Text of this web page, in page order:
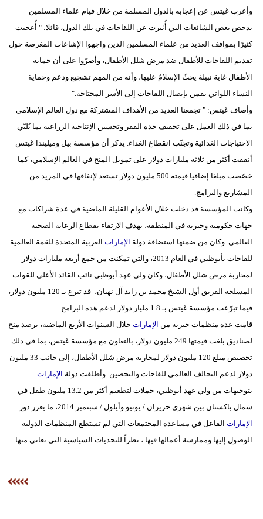
وأعرب غيتس عن إعجابه بالدول المسلمة من خلال قيام علماء المسلمين
بدحض بعض الشائعات التي أُثيرت عن اللقاحات في تلك الدول، قائلا: " أُعجبت
كثيرًا بمواقف العديد من علماء المسلمين الذين واجهوا الإشاعات المغرضة حول
تقديم اللقاحات للأطفال ضد مرض شلل الأطفال، وأصرّوا على أن حماية
الأطفال غاية نبيلة يحثّ الإسلامُ عليها، وأنه من المهم تشجيع ودعم وحماية
النساء اللواتي يقمن بإيصال اللقاحات إلى الأسر المحتاجة."
وأضاف غيتس: " تجمعنا العديد من الأهداف المشتركة مع دول العالم الإسلامي
بما في ذلك العمل على تخفيف حدة الفقر وتحسين الإنتاجية الزراعية بما يُلبّي
الاحتياجات الغذائية وتجنّب انقطاع الغذاء. يذكر أن مؤسسة بيل وميليندا غيتس
أنفقت أكثر من ثلاثة مليارات دولار على تمويل المنح في العالم الإسلامي، كما
خصّصت مبلغا إضافيا قيمته 500 مليون دولار تستعد لإنفاقها في المزيد من
المشاريع والبرامج.
وكانت المؤسسة قد دخلت خلال الأعوام القليلة الماضية في عدة شراكات مع
جهات حكومية وخيرية في المنطقة، بهدف الارتقاء بقطاع الرعاية الصحية
العالمي. وكان من ضمنها استضافة دولة الإمارات العربية المتحدة للقمة العالمية
للقاحات بأبوظبي في العام 2013، والتي تمكنت من جمع أربعة مليارات دولار
لمحاربة مرض شلل الأطفال، وكان ولي عهد أبوظبي نائب القائد الأعلى للقوات
المسلحة الفريق أول الشيخ محمد بن زايد آل نهيان، قد تبرع بـ 120 مليون دولار،
فيما تبرّعت مؤسسة غيتس بـ 1.8 مليار دولار لدعم هذه البرامج.
قامت عدة منظمات خيرية من الإمارات خلال السنوات الأربع الماضية، برصد منح
لصناديق بلغت قيمتها 249 مليون دولار، بالتعاون مع مؤسسة غيتس، بما في ذلك
تخصيص مبلغ 120 مليون دولار لمحاربة مرض شلل الأطفال، إلى جانب 33 مليون
دولار لدعم التحالف العالمي للقاحات والتحصين. وأطلقت دولة الإمارات
بتوجيهات من ولي عهد أبوظبي، حملات لتطعيم أكثر من 13.2 مليون طفل في
شمال باكستان بين شهري حزيران / يونيو وأيلول / سبتمبر 2014، ما يعزز دور
الإمارات الفاعل في مساعدة المجتمعات التي لم تستطع المنظمات الدولية
الوصول إليها وممارسة أعمالها فيها ، نظراً للتحديات السياسية التي تعاني منها.